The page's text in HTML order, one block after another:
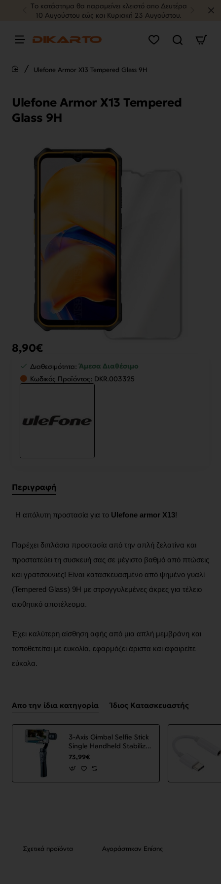
Tο κατάστημα θα παραμείνει κλειστό απο Δευτέρα
10 Αυγούστου εώς και Κυριακή 23 Αυγούστου.
Ulefone Armor X13 Tempered
Glass 9H
Ulefone Armor X13 Tempered Glass 9H
8,90€
Διαθεσιμότητα: Άμεσα Διαθέσιμο
Κωδικός Προϊόντος: DKR.003325
Περιγραφή
Η απόλυτη προστασία για το Ulefone armor X13!
Παρέχει διπλάσια προστασία από την απλή ζελατίνα και
προστατεύει τη συσκευή σας σε μέγιστο βαθμό από πτώσεις
και γρατσουνιές! Είναι κατασκευασμένο από ψημένο γυαλί
(Tempered Glass) 9H με στρογγυλεμένες άκρες για τέλειο
αισθητικό αποτέλεσμα.
Έχει καλύτερη αίσθηση αφής από μια απλή μεμβράνη και
τοποθετείται με ευκολία, εφαρμόζει άριστα και αφαιρείτε
εύκολα.
Απο την ίδια κατηγορία Ίδιος Κατασκευαστής
3-Axis Gimbal Selfie Stick
Single Handheld Stabilizer
for Phone Gimbal
ΟΕΜ
73,99€
Σχετικά προϊόντα Αγοράστηκαν Επίσης